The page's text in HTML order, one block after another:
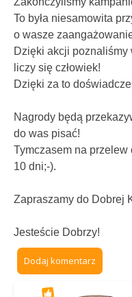
To była niesamowita
o wasze
Dzięki akcji poznaliśmy
liczy się człowiek!
Dzięki za to
Nagrody będą
do was pisać!
Tymczasem na
10 dni;-).
Zapraszamy do Dobrej
Jesteście Dobrzy!
Dodaj komentarz